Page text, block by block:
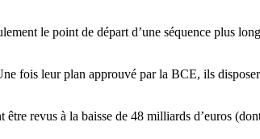
le point de départ d’une séquence plus
fois leur plan approuvé par la BCE, ils
revus à la baisse de 48 milliards d’euros